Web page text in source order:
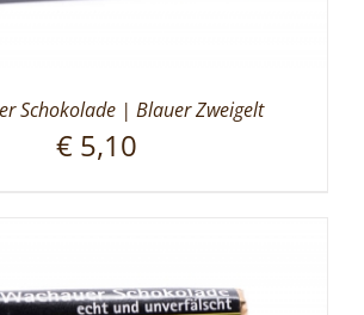
Schokolade | Blauer Zweigelt
€ 5,10